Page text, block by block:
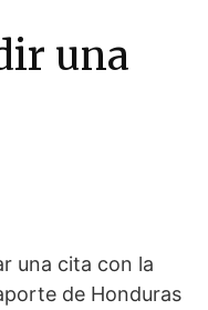
una
una cita con la
de Honduras